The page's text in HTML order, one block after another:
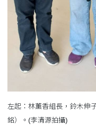
左起：林薰香組長，鈴木伸
銘）。(李清源拍攝)